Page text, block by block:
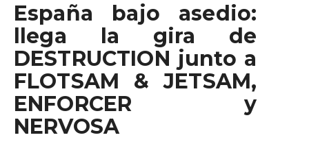
España bajo asedio:
llega la gira de
DESTRUCTION junto a
FLOTSAM & JETSAM,
ENFORCER y
NERVOSA